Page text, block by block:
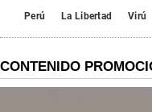
Perú La Libertad Virú